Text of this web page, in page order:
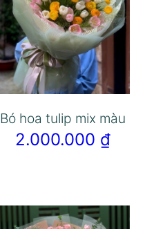
Bó hoa tulip mix màu
2.000.000 ₫